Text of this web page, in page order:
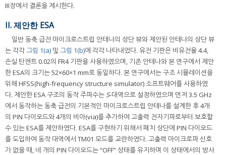
III장에서 결론을 제시한다.
II. 제안한 ESA
일반 동축 급전 마이크로스트립 안테나의 상단 뷰와 제안된 안테나의 상단 뷰
는 각각그림 1(a) 및 그림 1(b)에 각각 나타내었다. 유전 기판은 비유전율 4.4,
손실 탄젠트 0.02의 FR4 기판을 사용하였으며, 기존 안테나와 본 연구에서 제안
한 ESA의 크기는 52×60×1 mm로 동일하다. 본 연구에서는 구조 시뮬레이션을
위해 HFSS(high-frequency structure simulator) 소프트웨어를 사용하였
다. 제안한 ESA 구조의 동작 주파수는 S-대역으로 설정하였으며 먼저 3.5 GHz
에서 동작하는 동축 급전의 기본적인 마이크로스트립 안테나를 설계한 후 4개
의 PIN 다이오드와 4개의 비아(via)를 추가하여 고출력 전자기파로부터 보호할
수 있는 ESA를 제안하였다. ESA를 구현하기 위해서 패치 상단에 PIN 다이오드
를 도입하여 동작 대역에서 TM01 모드를 교란하였다. 고출력 마이크로파 신호
가 없을 때, 네 개의 PIN 다이오드는 “OFF” 상태를 유지하며 이 상태에서의 방사